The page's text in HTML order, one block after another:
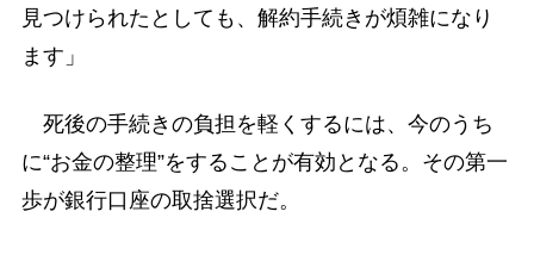
見つけられたとしても、解約手続きが煩雑になり
ます」
死後の手続きの負担を軽くするには、今のうち
に“お金の整理”をすることが有効となる。その第一
歩が銀行口座の取捨選択だ。